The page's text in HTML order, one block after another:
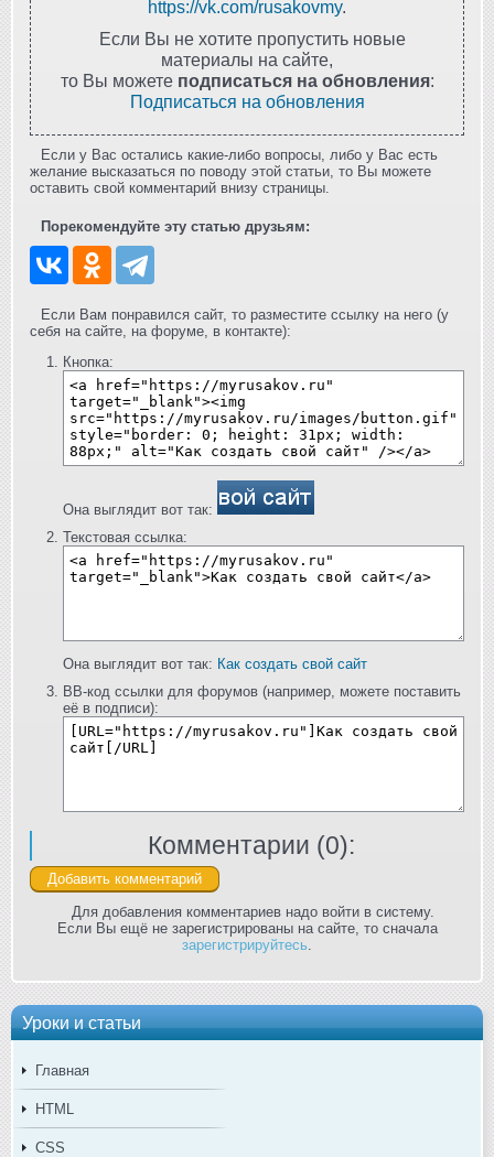
Уроки и статьи
Главная
HTML
CSS
https://vk.com/rusakovmy.
Если Вы не хотите пропустить новые
материалы на сайте,
то Вы можете подписаться на обновления:
Подписаться на обновления
Если у Вас остались какие-либо вопросы, либо у Вас есть
желание высказаться по поводу этой статьи, то Вы можете
оставить свой комментарий внизу страницы.
Порекомендуйте эту статью друзьям:
Если Вам понравился сайт, то разместите ссылку на него (у
себя на сайте, на форуме, в контакте):
Кнопка:
Она выглядит вот так:
Текстовая ссылка:
Она выглядит вот так: Как создать свой сайт
BB-код ссылки для форумов (например, можете поставить
её в подписи):
Комментарии (0):
Для добавления комментариев надо войти в систему.
Если Вы ещё не зарегистрированы на сайте, то сначала
зарегистрируйтесь